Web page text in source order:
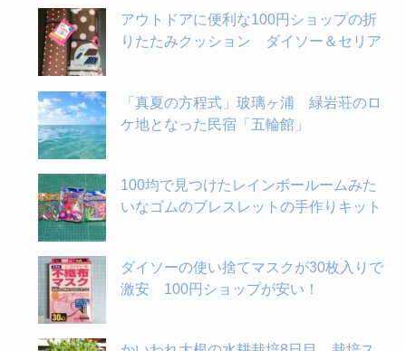
アウトドアに便利な100円ショップの折
りたたみクッション ダイソー＆セリア
「真夏の方程式」玻璃ヶ浦 緑岩荘のロ
ケ地となった民宿「五輪館」
100均で見つけたレインボールームみた
いなゴムのブレスレットの手作りキット
ダイソーの使い捨てマスクが30枚入りで
激安 100円ショップが安い！